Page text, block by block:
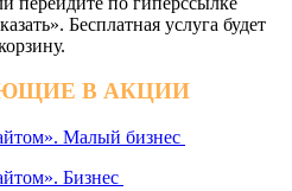
Бесплатная услуга будет
В АКЦИИ
Малый бизнес
Бизнес